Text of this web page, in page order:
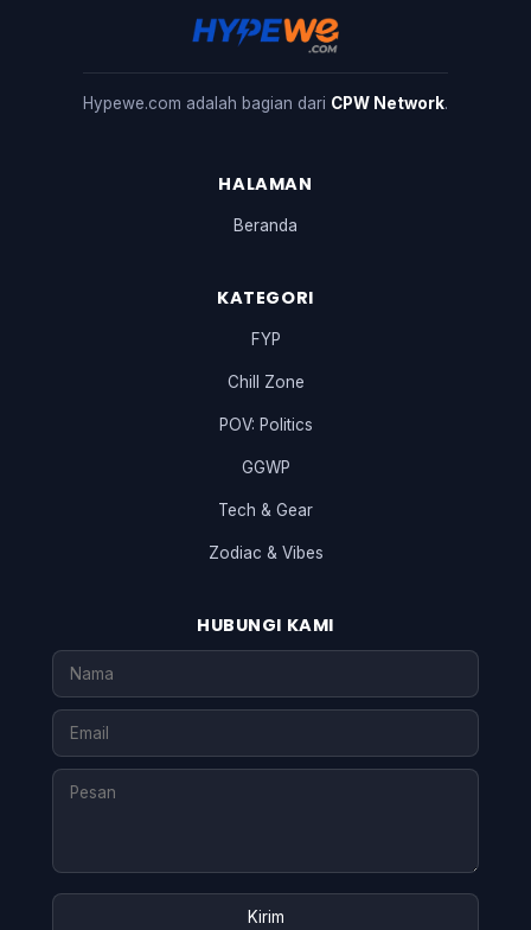
Hypewe.com adalah bagian dari CPW Network.
HALAMAN
Beranda
KATEGORI
FYP
Chill Zone
POV: Politics
GGWP
Tech & Gear
Zodiac & Vibes
HUBUNGI KAMI